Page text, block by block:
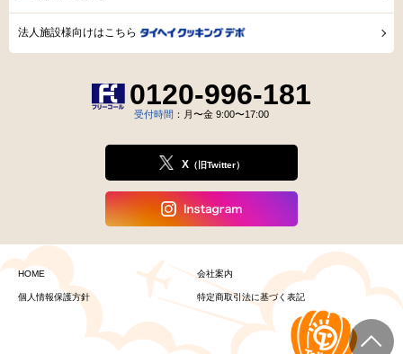
法人施設様向けはこちら
0120-996-181
受付時間 ：月〜金 9:00〜17:00
X （旧Twitter）
HOME 会社案内
個人情報保護方針 特定商取引法に基づく表記